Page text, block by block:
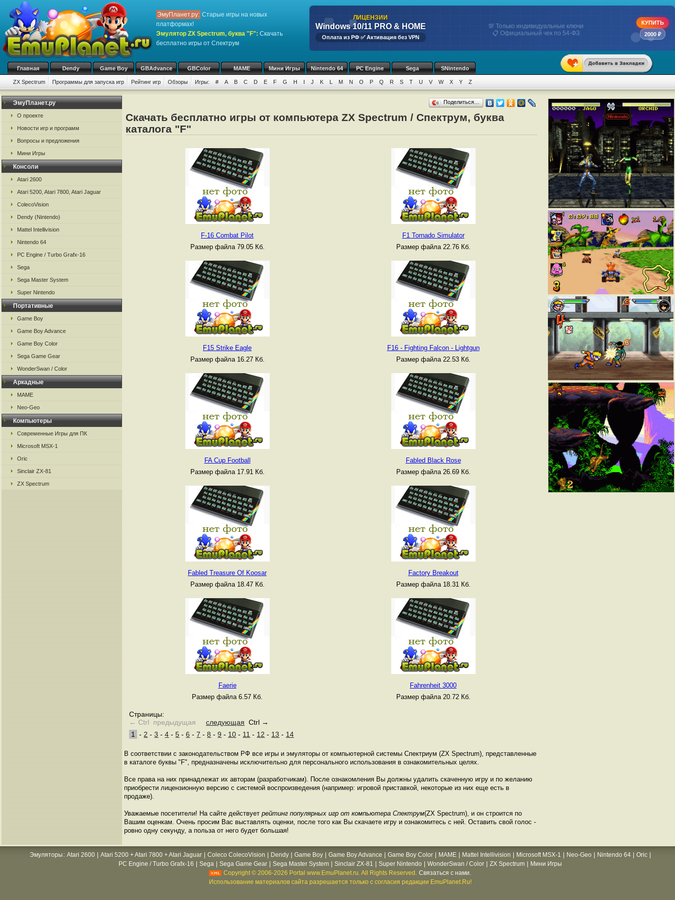
ЭмуПланет.ру: Старые игры на новых
платформах!
Эмулятор ZX Spectrum, буква "F": Скачать
бесплатно игры от Спектрум
ЛИЦЕНЗИИ
Windows 10/11 PRO & HOME
Оплата из РФ ✅ Активация без VPN
💯 Только индивидуальные ключи
📋 Официальный чек по 54-ФЗ
КУПИТЬ
2000 ₽
Главная Dendy Game Boy GBAdvance GBColor MAME Мини Игры Nintendo 64 PC Engine Sega SNintendo
ZX Spectrum Программы для запуска игр Рейтинг игр Обзоры Игры: # A B C D E F G H I J K L M N O P Q R S T U V W X Y Z
ЭмуПланет.ру
О проекте
Новости игр и программ
Вопросы и предложения
Мини Игры
Консоли
Atari 2600
Atari 5200, Atari 7800, Atari Jaguar
ColecoVision
Dendy (Nintendo)
Mattel Intellivision
Nintendo 64
PC Engine / Turbo Grafx-16
Sega
Sega Master System
Super Nintendo
Портативные
Game Boy
Game Boy Advance
Game Boy Color
Sega Game Gear
WonderSwan / Color
Аркадные
MAME
Neo-Geo
Компьютеры
Современные Игры для ПК
Microsoft MSX-1
Oric
Sinclair ZX-81
ZX Spectrum
Поделиться…
Скачать бесплатно игры от компьютера ZX Spectrum / Спектрум, буква
каталога "F"
F-16 Combat Pilot
Размер файла 79.05 Кб.
F1 Tornado Simulator
Размер файла 22.76 Кб.
F15 Strike Eagle
Размер файла 16.27 Кб.
F16 - Fighting Falcon - Lightgun
Размер файла 22.53 Кб.
FA Cup Football
Размер файла 17.91 Кб.
Fabled Black Rose
Размер файла 26.69 Кб.
Fabled Treasure Of Koosar
Размер файла 18.47 Кб.
Factory Breakout
Размер файла 18.31 Кб.
Faerie
Размер файла 6.57 Кб.
Fahrenheit 3000
Размер файла 20.72 Кб.
Страницы:
← Ctrl предыдущая
следующая Ctrl →
1
- 2 -3 -4 -5 -6 -7 -8 -9 - 10 - 11 - 12 - 13 - 14
В соответствии с законодательством РФ все игры и эмуляторы от компьютерной системы Спектриум (ZX Spectrum), представленные
в каталоге буквы "F", предназначены исключительно для персонального использования в ознакомительных целях.
Все права на них принадлежат их авторам (разработчикам). После ознакомления Вы должны удалить скаченную игру и по желанию
приобрести лицензионную версию с системой воспроизведения (например: игровой приставкой, некоторые из них еще есть в
продаже).
Уважаемые посетители! На сайте действует рейтинг популярных игр от компьютера Спектрум(ZX Spectrum), и он строится по
Вашим оценкам. Очень просим Вас выставлять оценки, после того как Вы скачаете игру и ознакомитесь с ней. Оставить свой голос -
ровно одну секунду, а польза от него будет большая!
Эмуляторы : Atari 2600 Atari 5200 + Atari 7800 + Atari Jaguar Coleco ColecoVision Dendy Game Boy Game Boy Advance Game Boy Color MAME Mattel Intellivision Microsoft MSX-1 Neo-Geo Nintendo 64 Oric
PC Engine / Turbo Grafx-16
Sega Sega Game Gear Sega Master System Sinclair ZX-81 Super Nintendo WonderSwan / Color ZX Spectrum
Мини Игры
Copyright © 2006-2026 Portal www.EmuPlanet.ru. All Rights Reserved. Связаться с нами.
Использование материалов сайта разрешается только с согласия редакции EmuPlanet.Ru!